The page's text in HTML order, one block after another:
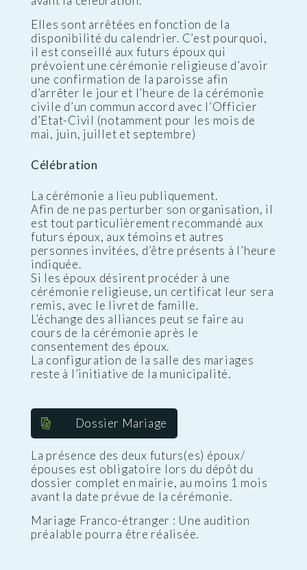
Elles sont arrêtées en fonction de la
disponibilité du calendrier. C’est pourquoi,
il est conseillé aux futurs époux qui
prévoient une cérémonie religieuse d’avoir
une confirmation de la paroisse afin
d’arrêter le jour et l’heure de la cérémonie
civile d’un commun accord avec l’Officier
d’Etat-Civil (notamment pour les mois de
mai, juin, juillet et septembre)
Célébration
La cérémonie a lieu publiquement.
Afin de ne pas perturber son organisation, il
est tout particulièrement recommandé aux
futurs époux, aux témoins et autres
personnes invitées, d’être présents à l’heure
indiquée.
Si les époux désirent procéder à une
cérémonie religieuse, un certificat leur sera
remis, avec le livret de famille.
L’échange des alliances peut se faire au
cours de la cérémonie après le
consentement des époux.
La configuration de la salle des mariages
reste à l’initiative de la municipalité.
Dossier Mariage
La présence des deux futurs(es) époux/
épouses est obligatoire lors du dépôt du
dossier complet en mairie, au moins 1 mois
avant la date prévue de la cérémonie.
Mariage Franco-étranger : Une audition
préalable pourra être réalisée.